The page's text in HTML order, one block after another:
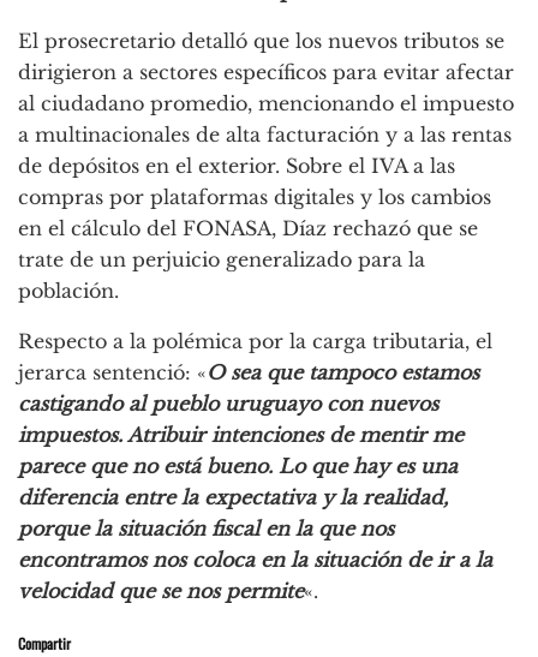
El prosecretario detalló que los nuevos tributos se
dirigieron a sectores específicos para evitar afectar
al ciudadano promedio, mencionando el impuesto
a multinacionales de alta facturación y a las rentas
de depósitos en el exterior. Sobre el IVA a las
compras por plataformas digitales y los cambios
en el cálculo del FONASA, Díaz rechazó que se
trate de un perjuicio generalizado para la
población.
Respecto a la polémica por la carga tributaria, el
jerarca sentenció: «O sea que tampoco estamos
castigando al pueblo uruguayo con nuevos
impuestos. Atribuir intenciones de mentir me
parece que no está bueno. Lo que hay es una
diferencia entre la expectativa y la realidad,
porque la situación fiscal en la que nos
encontramos nos coloca en la situación de ir a la
velocidad que se nos permite«.
Compartir